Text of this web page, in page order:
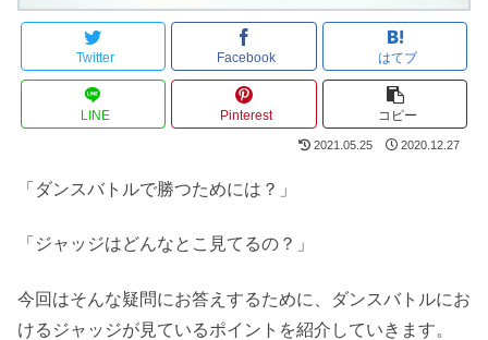
Twitter Facebook はてブ
LINE Pinterest コピー
2021.05.25 2020.12.27
「ダンスバトルで勝つためには？」
「ジャッジはどんなとこ見てるの？」
今回はそんな疑問にお答えするために、ダンスバトルにお
けるジャッジが見ているポイントを紹介していきます。